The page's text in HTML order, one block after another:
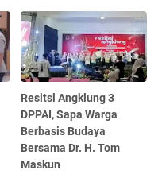
Resitsl Angklung 3
DPPAI, Sapa Warga
Berbasis Budaya
Bersama Dr. H. Tom
Maskun